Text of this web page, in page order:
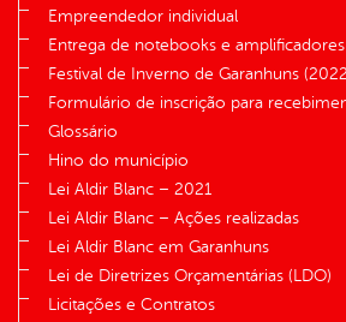
Empreendedor individual
Entrega de notebooks e amplificadores
Festival de Inverno de Garanhuns
Formulário de inscrição para
Glossário
Hino do município
Lei Aldir Blanc – 2021
Lei Aldir Blanc – Ações realizadas
Lei Aldir Blanc em Garanhuns
Lei de Diretrizes Orçamentárias (LDO)
Licitações e Contratos